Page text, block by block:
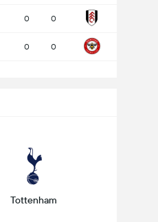
0 0
0 0
Tottenham